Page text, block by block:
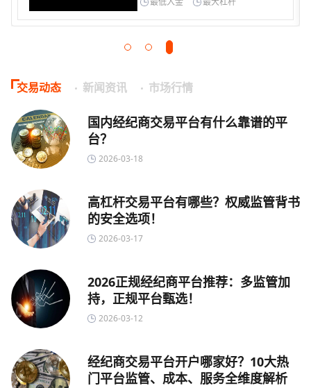
交易动态 新闻资讯 市场行情
国内经纪商交易平台有什么靠谱的平
台？
2026-03-18
高杠杆交易平台有哪些？权威监管背书
的安全选项！
2026-03-17
2026正规经纪商平台推荐：多监管加
持，正规平台甄选！
2026-03-12
经纪商交易平台开户哪家好？10大热
门平台监管、成本、服务全维度解析